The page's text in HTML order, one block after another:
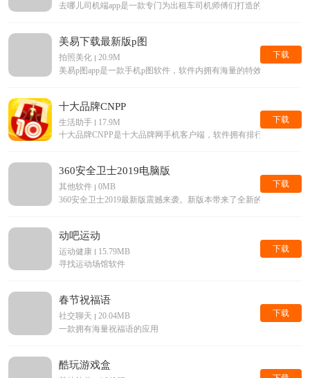
去哪儿司机端app是一款专门为出租车司机师傅们打造的手机平台
美易下载最新版p图
拍照美化
20.9M
美易p图app是一款手机p图软件，软件内拥有海量的特效滤镜等美
下载
十大品牌CNPP
生活助手
17.9M
十大品牌CNPP是十大品牌网手机客户端，软件拥有排行榜查询，
下载
360安全卫士2019电脑版
其他软件
0MB
360安全卫士2019最新版震撼来袭。新版本带来了全新的界面，和
下载
动吧运动
运动健康
15.79MB
寻找运动场馆软件
下载
春节祝福语
社交聊天
20.04MB
一款拥有海量祝福语的应用
下载
酷玩游戏盒